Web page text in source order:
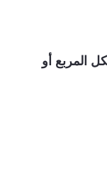
المربع أو